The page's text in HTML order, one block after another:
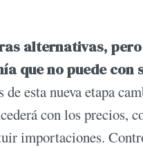
alternativas, pero
que no puede con
esta nueva etapa
con los precios,
importaciones.